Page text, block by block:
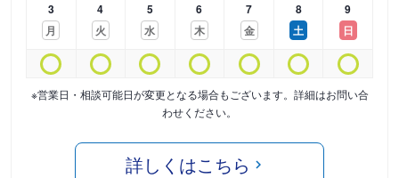
3
月
4
火
5
水
6
木
7
金
8
土
9
日
※営業日・相談可能日が変更となる場合もございます。詳細はお問い合
わせください。
詳しくはこちら